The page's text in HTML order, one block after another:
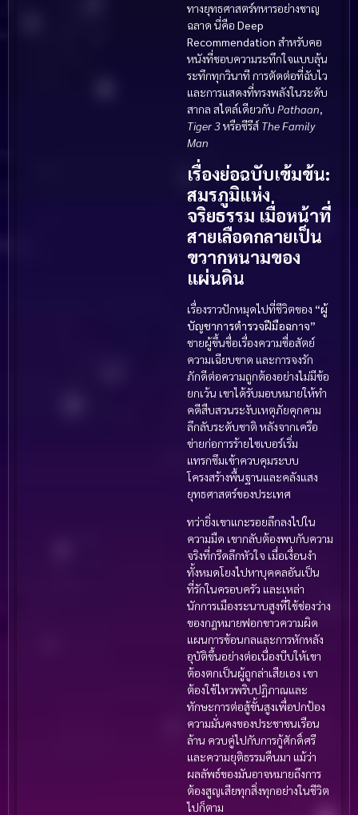
ทางยุทธศาสตร์ทหารอย่างชาญ
ฉลาด นี่คือ Deep
Recommendation สำหรับคอ
หนังที่ชอบความระทึกใจแบบลุ้น
ระทึกทุกวินาที การตัดต่อที่ฉับไว
และการแสดงที่ทรงพลังในระดับ
สากล สไตล์เดียวกับ Pathaan,
Tiger 3หรือซีรีส์The Family
Man
เรื่องย่อฉบับเข้มข้น:
สมรภูมิแห่ง
จริยธรรม เมื่อหน้าที่
สายเลือดกลายเป็น
ขวากหนามของ
แผ่นดิน
เรื่องราวปักหมุดไปที่ชีวิตของ “ผู้
บัญชาการตำรวจฝีมือฉกาจ”
ชายผู้ขึ้นชื่อเรื่องความซื่อสัตย์
ความเฉียบขาด และการจงรัก
ภักดีต่อความถูกต้องอย่างไม่มีข้อ
ยกเว้น เขาได้รับมอบหมายให้ทำ
คดีสืบสวนระงับเหตุภัยคุกคาม
ลึกลับระดับชาติ หลังจากเครือ
ข่ายก่อการร้ายไซเบอร์เริ่ม
แทรกซึมเข้าควบคุมระบบ
โครงสร้างพื้นฐานและคลังแสง
ยุทธศาสตร์ของประเทศ
ทว่ายิ่งเขาแกะรอยลึกลงไปใน
ความมืด เขากลับต้องพบกับความ
จริงที่กรีดลึกหัวใจ เมื่อเงื่อนงำ
ทั้งหมดโยงไปหาบุคคลอันเป็น
ที่รักในครอบครัว และเหล่า
นักการเมืองระนาบสูงที่ใช้ช่องว่าง
ของกฎหมายฟอกขาวความผิด
แผนการซ้อนกลและการหักหลัง
อุบัติขึ้นอย่างต่อเนื่องบีบให้เขา
ต้องตกเป็นผู้ถูกล่าเสียเอง เขา
ต้องใช้ไหวพริบปฏิภาณและ
ทักษะการต่อสู้ขั้นสูงเพื่อปกป้อง
ความมั่นคงของประชาชนเรือน
ล้าน ควบคู่ไปกับการกู้ศักดิ์ศรี
และความยุติธรรมคืนมา แม้ว่า
ผลลัพธ์ของมันอาจหมายถึงการ
ต้องสูญเสียทุกสิ่งทุกอย่างในชีวิต
ไปก็ตาม